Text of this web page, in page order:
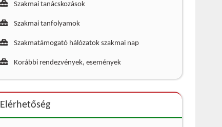
Szakmai tanácskozások
Szakmai tanfolyamok
Szakmatámogató hálózatok szakmai nap
Korábbi rendezvények, események
Elérhetőség